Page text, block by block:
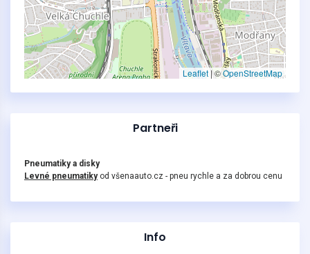
Leaflet|©OpenStreetMap
Partneři
Pneumatiky a disky
Levné pneumatikyod všenaauto.cz - pneu rychle a za dobrou cenu
Info